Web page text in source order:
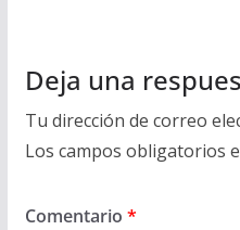
Deja una
Tu dirección de correo
Los campos obligatorios
Comentario *